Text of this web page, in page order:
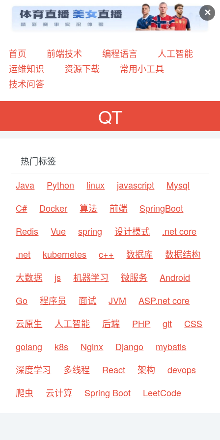
✕
首页 前端技术 编程语言
人工智能
运维知识
资源下载
常用小工具
技术问答
QT
热门标签
Java
Python linux javascript
Mysql
C#
Docker 算法 前端
SpringBoot
Redis
Vue spring 设计模式
.net core
.net
kubernetes c++ 数据库
数据结构
大数据
js 机器学习 微服务
Android
Go
程序员 面试 JVM
ASP.net core
云原生
人工智能 后端 PHP git
CSS
golang
k8s Nginx Django
mybatis
深度学习
多线程 React 架构
devops
爬虫
云计算 Spring Boot LeetCode